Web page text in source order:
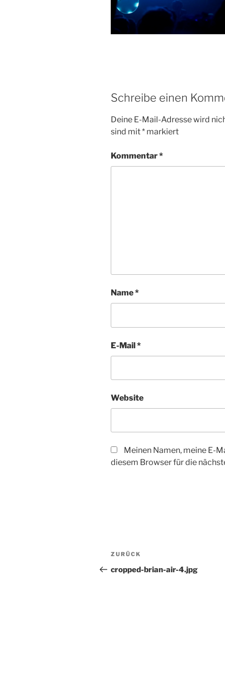
Schreibe einen
Deine E-Mail-Adresse wird
sind mit* markiert
Kommentar*
Name*
E-Mail*
Website
Meinen Namen, meine E-
diesem Browser für die
Beitrags-
Navigation
Vorheriger
Beitrag
ZURÜCK
cropped-brian-air-4.jpg